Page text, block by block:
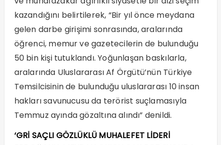
kazandığını belirtilerek, “Bir yıl önce meydana
gelen darbe girişimi sonrasında, aralarında
öğrenci, memur ve gazetecilerin de bulunduğu
50 bin kişi tutuklandı. Yoğunlaşan baskılarla,
aralarında Uluslararası Af Örgütü’nün Türkiye
Temsilcisinin de bulunduğu uluslararası 10 insan
hakları savunucusu da terörist suçlamasıyla
Temmuz ayında gözaltına alındı” denildi.
‘GRİ SAÇLI GÖZLÜKLÜ MUHALEFET LİDERİ